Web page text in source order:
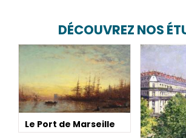
DÉCOUVREZ NOS
Le Port de Marseille